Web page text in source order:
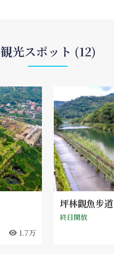
観光スポット (12)
1.7万
坪林觀魚步道
終日開放